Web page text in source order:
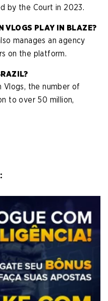
by the Court in 2023.
VLOGS PLAY IN BLAZE?
manages an agency
on the platform.
Vlogs, the number of
to over 50 million,